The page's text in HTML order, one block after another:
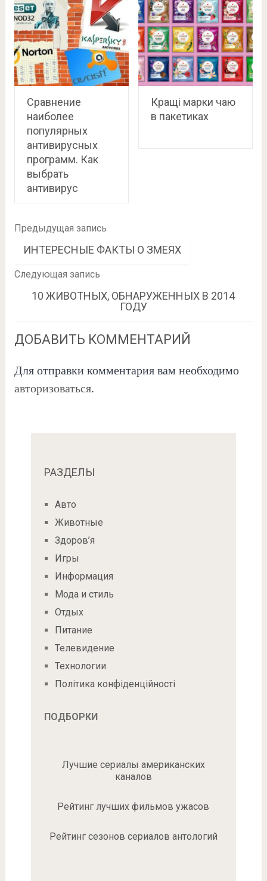
Сравнение
наиболее
популярных
антивирусных
программ. Как
выбрать
антивирус
Кращі марки чаю
в пакетиках
Предыдущая запись
ИНТЕРЕСНЫЕ ФАКТЫ О ЗМЕЯХ
Следующая запись
10 ЖИВОТНЫХ, ОБНАРУЖЕННЫХ В 2014
ГОДУ
ДОБАВИТЬ КОММЕНТАРИЙ
Для отправки комментария вам необходимо
авторизоваться.
РАЗДЕЛЫ
Авто
Животные
Здоров’я
Игры
Информация
Мода и стиль
Отдых
Питание
Телевидение
Технологии
Політика конфіденційності
ПОДБОРКИ
Лучшие сериалы американских
каналов
Рейтинг лучших фильмов ужасов
Рейтинг сезонов сериалов антологий